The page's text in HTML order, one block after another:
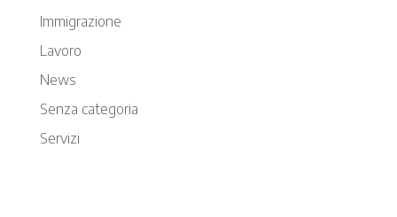
Immigrazione
Lavoro
News
Senza categoria
Servizi